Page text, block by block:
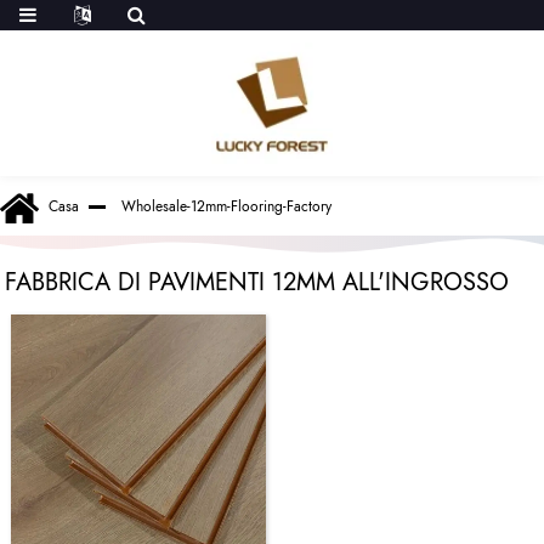
Casa Wholesale-12mm-Flooring-Factory
FABBRICA DI PAVIMENTI 12MM ALL'INGROSSO